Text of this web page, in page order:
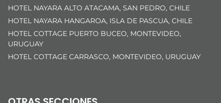
HOTEL NAYARA ALTO ATACAMA, SAN PEDRO, CHILE
HOTEL NAYARA HANGAROA, ISLA DE PASCUA, CHILE
HOTEL COTTAGE PUERTO BUCEO, MONTEVIDEO,
URUGUAY
HOTEL COTTAGE CARRASCO, MONTEVIDEO, URUGUAY